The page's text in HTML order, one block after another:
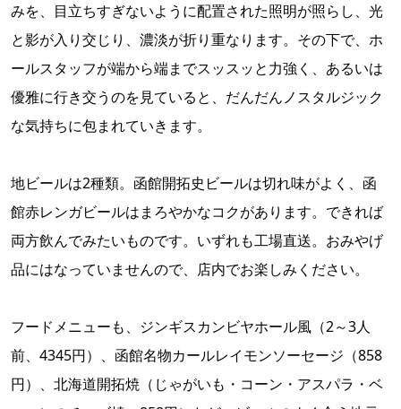
みを、目立ちすぎないように配置された照明が照らし、光
と影が入り交じり、濃淡が折り重なります。その下で、ホ
ールスタッフが端から端までスッスッと力強く、あるいは
優雅に行き交うのを見ていると、だんだんノスタルジック
な気持ちに包まれていきます。
地ビールは2種類。函館開拓史ビールは切れ味がよく、函
館赤レンガビールはまろやかなコクがあります。できれば
両方飲んでみたいものです。いずれも工場直送。おみやげ
品にはなっていませんので、店内でお楽しみください。
フードメニューも、ジンギスカンビヤホール風（2～3人
前、4345円）、函館名物カールレイモンソーセージ（858
円）、北海道開拓焼（じゃがいも・コーン・アスパラ・ベ